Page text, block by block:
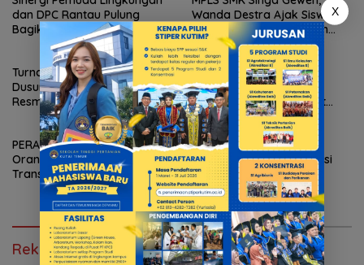
dan DPC Rantau Pulung
Bagikan Bibit Cabai, Dorong
Ketahanan Pangan Rumah
Tangga
Wanda Destra Ajak Siswa
Baru Kenali HIPMAKT dan
Pentingnya Berorganisasi
Turnamen Tenis Meja Antar
Dusun Swargabara Cup 2026
Resmi Ditutup, PTM Dusun
Kabo Jaya Raih Gelar Juara
Ir. Aufa Fadhillah :
Pencangkokan
Kepemimpinan, Merewat
Regenerasi Pemimpin Kutai
Timur
PERADI SAI Kutim Dampingi
Orang Tua Siswa Terkait
Transparansi SPMB SMAN 1
Sangatta
Sapu Bersih! Atlet Panjat
Tebing Kutim Rajai Seleksi
O2SN Kaltim
Rekomendasi untuk kamu
X